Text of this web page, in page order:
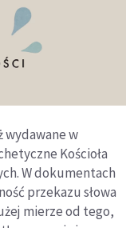
wydawane w
Kościoła
W dokumentach
przekazu słowa
mierze od tego,